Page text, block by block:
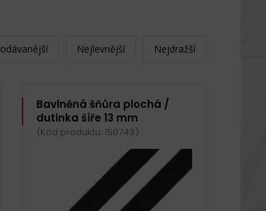
Nejlevnější Nejdražší
Bavlněná šňůra plochá /
dutinka šíře 13 mm
(Kód produktu: 150743)